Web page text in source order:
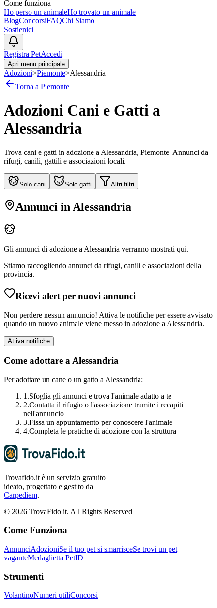
Come funziona
Ho perso un animaleHo trovato un animale
BlogConcorsiFAQChi Siamo
Sostienici
Registra PetAccedi
Apri menu principale
Adozioni>Piemonte>Alessandria
Torna a Piemonte
Adozioni Cani e Gatti a
Alessandria
Trova cani e gatti in adozione a Alessandria, Piemonte. Annunci da
rifugi, canili, gattili e associazioni locali.
Solo cani Solo gatti Altri filtri
Annunci in Alessandria
Gli annunci di adozione a Alessandria verranno mostrati qui.
Stiamo raccogliendo annunci da rifugi, canili e associazioni della
provincia.
Ricevi alert per nuovi annunci
Non perdere nessun annuncio! Attiva le notifiche per essere avvisato
quando un nuovo animale viene messo in adozione a Alessandria.
Attiva notifiche
Come adottare a Alessandria
Per adottare un cane o un gatto a Alessandria:
1.Sfoglia gli annunci e trova l'animale adatto a te
2.Contatta il rifugio o l'associazione tramite i recapiti
nell'annuncio
3.Fissa un appuntamento per conoscere l'animale
4.Completa le pratiche di adozione con la struttura
Trovafido.it è un servizio gratuito
ideato, progettato e gestito da
Carpediem.
© 2026 TrovaFido.it. All Rights Reserved
Come Funziona
AnnunciAdozioniSe il tuo pet si smarrisceSe trovi un pet
vaganteMedaglietta PetID
Strumenti
VolantinoNumeri utiliConcorsi